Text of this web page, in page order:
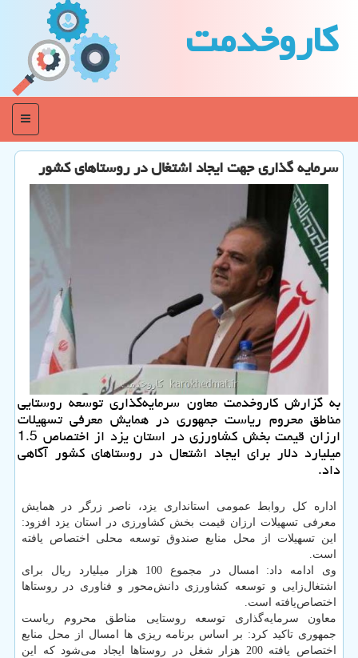
كاروخدمت
منو
سرمایه گذاری جهت ایجاد اشتغال در روستاهای كشور
به گزارش كاروخدمت معاون سرمایه‌گذاری توسعه روستایی
مناطق محروم ریاست جمهوری در همایش معرفی تسهیلات
ارزان ‌قیمت بخش كشاورزی در استان یزد از اختصاص 1.5
میلیارد دلار برای ایجاد اشتعال در روستاهای كشور آگاهی
داد.
اداره كل روابط عمومی استانداری یزد، ناصر زرگر در همایش
معرفی تسهیلات ارزان ‌قیمت بخش كشاورزی در استان یزد افزود:
این تسهیلات از محل منابع صندوق توسعه محلی اختصاص یافته
است.
وی ادامه داد: امسال در مجموع 100 هزار میلیارد ریال برای
اشتغال‌زایی و توسعه كشاورزی دانش‌محور و فناوری در روستاها
اختصاص‌یافته است.
معاون سرمایه‌گذاری توسعه روستایی مناطق محروم ریاست
جمهوری تاكید كرد: بر اساس برنامه ریزی ها امسال از محل منابع
اختصاص یافته 200 هزار شغل در روستاها ایجاد می‌شود كه این